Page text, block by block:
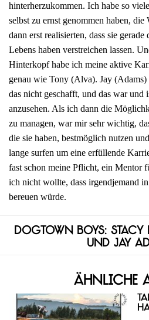
hinterherzukommen. Ich habe so
selbst zu ernst genommen haben, die
dann erst realisierten, dass sie gerade
Lebens haben verstreichen lassen.
Hinterkopf habe ich meine aktive
genau wie Tony (Alva). Jay (Adams)
das nicht geschafft, und das war und
anzusehen. Als ich dann die
zu managen, war mir sehr wichtig,
die sie haben, bestmöglich nutzen
lange surfen um eine erfüllende
fast schon meine Pflicht, ein Mentor
ich nicht wollte, dass irgendjemand
bereuen würde.
Dogtown Boys: Stacy
und Jay
Ähnliche